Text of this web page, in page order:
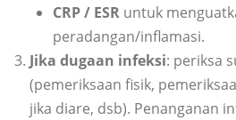
CRP / ESRuntuk
peradangan/inflamasi.
Jika dugaan infeksi: periksa
(pemeriksaan fisik,
jika diare, dsb). Penanganan